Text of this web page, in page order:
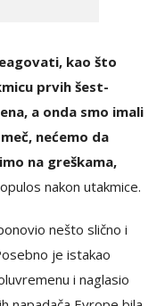
kao što
prvih šest-
a onda smo imali
nećemo da
na greškama,
nakon utakmice.
nešto slično i
je istakao
i naglasio